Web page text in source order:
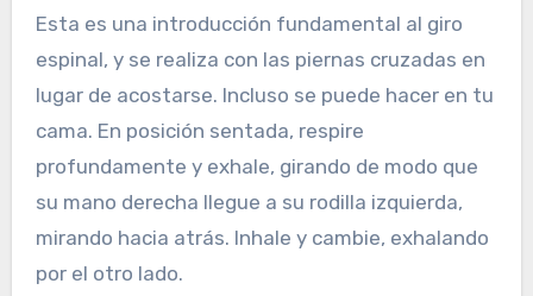
Esta es una introducción fundamental al giro
espinal, y se realiza con las piernas cruzadas en
lugar de acostarse. Incluso se puede hacer en tu
cama. En posición sentada, respire
profundamente y exhale, girando de modo que
su mano derecha llegue a su rodilla izquierda,
mirando hacia atrás. Inhale y cambie, exhalando
por el otro lado.